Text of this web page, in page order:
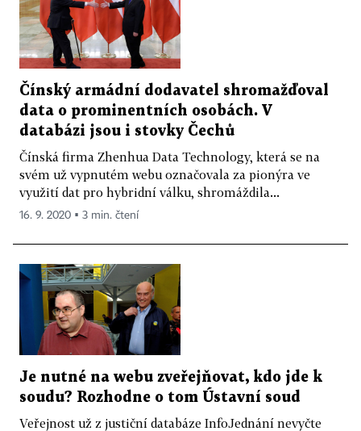
Čínský armádní dodavatel shromažďoval
data o prominentních osobách. V
databázi jsou i stovky Čechů
Čínská firma Zhenhua Data Technology, která se na
svém už vypnutém webu označovala za pionýra ve
využití dat pro hybridní válku, shromáždila...
16. 9. 2020 ▪ 3 min. čtení
Je nutné na webu zveřejňovat, kdo jde k
soudu? Rozhodne o tom Ústavní soud
Veřejnost už z justiční databáze InfoJednání nevyčte